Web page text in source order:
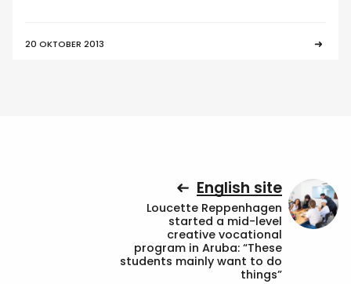
20 OKTOBER 2013
English site
Loucette Reppenhagen
started a mid-level
creative vocational
program in Aruba: “These
students mainly want to do
things”